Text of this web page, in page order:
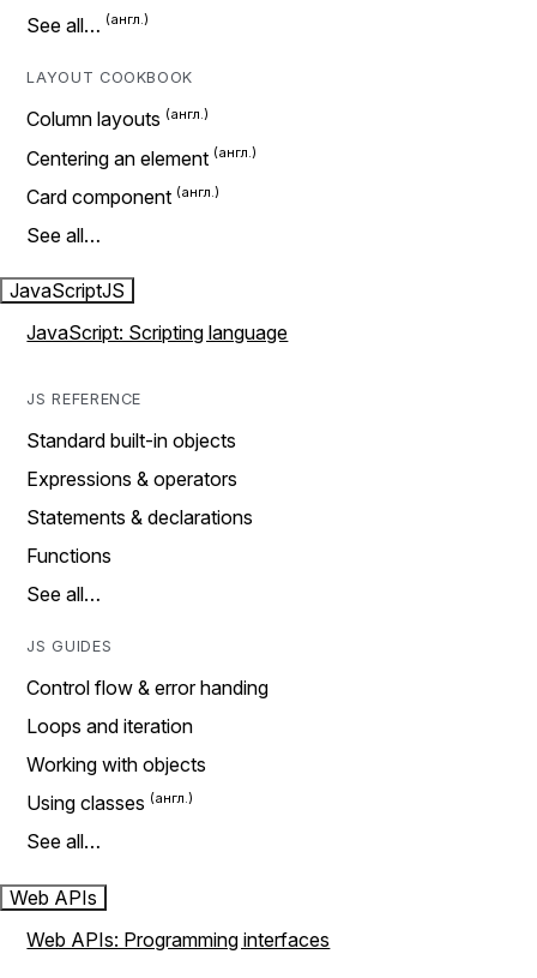
See all…
LAYOUT COOKBOOK
Column layouts
Centering an element
Card component
See all…
JavaScriptJS
JavaScript: Scripting language
JS REFERENCE
Standard built-in objects
Expressions & operators
Statements & declarations
Functions
See all…
JS GUIDES
Control flow & error handing
Loops and iteration
Working with objects
Using classes
See all…
Web APIs
Web APIs: Programming interfaces